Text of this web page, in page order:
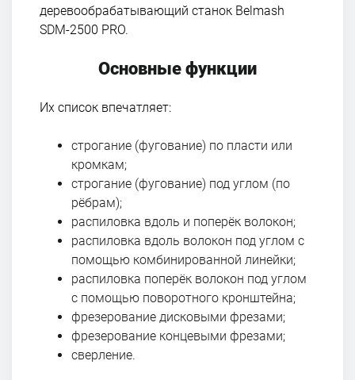
деревообрабатывающий станок Belmash
SDM-2500 PRO.
Основные функции
Их список впечатляет:
строгание (фугование) по пласти или
кромкам;
строгание (фугование) под углом (по
рёбрам);
распиловка вдоль и поперёк волокон;
распиловка вдоль волокон под углом с
помощью комбинированной линейки;
распиловка поперёк волокон под углом
с помощью поворотного кронштейна;
фрезерование дисковыми фрезами;
фрезерование концевыми фрезами;
сверление.